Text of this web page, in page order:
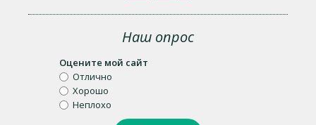
Наш опрос
Оцените мой сайт
Отлично
Хорошо
Неплохо